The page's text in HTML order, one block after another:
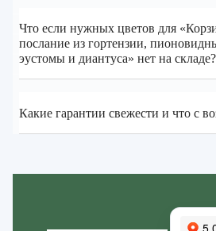
Что если нужных цветов для
послание из гортензии,
эустомы и диантуса» нет на складе?
Какие гарантии свежести и что с